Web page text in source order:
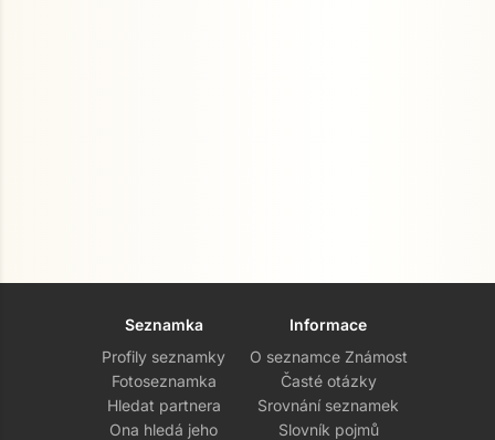
Seznamka
Profily seznamky
Fotoseznamka
Hledat partnera
Ona hledá jeho
Informace
O seznamce Známost
Časté otázky
Srovnání seznamek
Slovník pojmů